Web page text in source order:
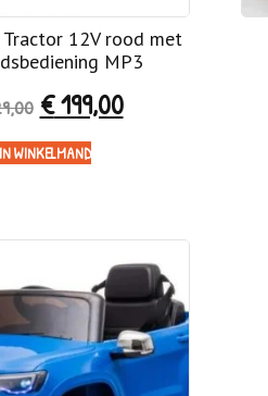
12V rood met
MP3
€199,00
IN WINKELMAND